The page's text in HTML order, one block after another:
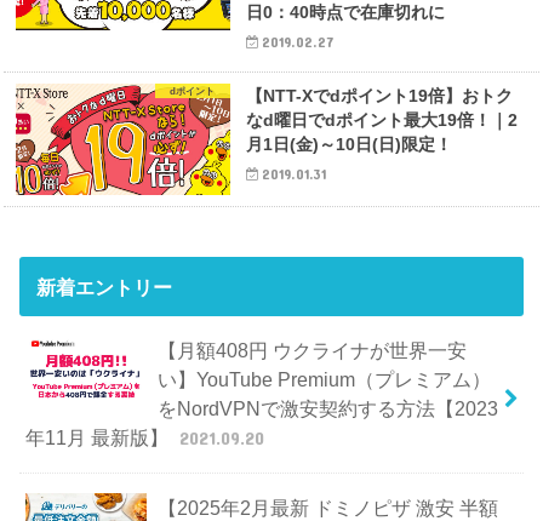
日0：40時点で在庫切れに
2019.02.27
dポイント
【NTT-Xでdポイント19倍】おトク
なd曜日でdポイント最大19倍！｜2
月1日(金)～10日(日)限定！
2019.01.31
新着エントリー
【月額408円 ウクライナが世界一安
い】YouTube Premium（プレミアム）
をNordVPNで激安契約する方法【2023
年11月 最新版】
2021.09.20
【2025年2月最新 ドミノピザ 激安 半額